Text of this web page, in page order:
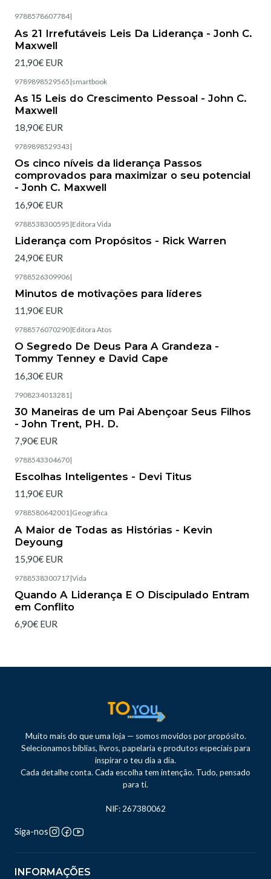
9788578607784|
As 21 Irrefutáveis Leis Da Liderança - Jonh C.
Maxwell
21,90€ EUR
9789898529565 |smartbook
As 15 Leis do Crescimento Pessoal - John C.
Maxwell
18,90€ EUR
9789898529343 |
Os cinco níveis da liderança Passos
comprovados para maximizar o seu potencial
- Jonh C. Maxwell
16,90€ EUR
9788538300595 |Editora Vida
Liderança com Propósitos - Rick Warren
24,90€ EUR
9788526309906|
Minutos de motivações para líderes
11,90€ EUR
9788576070290|Editora Atos
O Segredo De Deus Para A Grandeza -
Tommy Tenney e David Cape
16,30€ EUR
7908234013281 |
30 Maneiras de um Pai Abençoar Seus Filhos
- John Trent, PH. D.
7,90€ EUR
9788543304670|
Escolhas Inteligentes - Devi Titus
11,90€ EUR
9788580642001|Geográfica
A Maior de Todas as Histórias - Kevin
Deyoung
15,90€ EUR
9788538300717|Vida
Quando A Liderança E O Discipulado Entram
em Conflito
6,90€ EUR
Muito mais do que uma loja — somos movidos por propósito.
Selecionamos bíblias, livros, papelaria e produtos especiais para
inspirar o teu dia a dia.
Cada detalhe conta. Cada escolha tem intenção. Tudo, pensado
para ti.
NIF: 267380062
Siga-nos
INFORMAÇÕES